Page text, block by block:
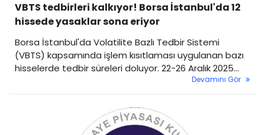
VBTS tedbirleri kalkıyor! Borsa İstanbul'da 12
hissede yasaklar sona eriyor
Borsa İstanbul'da Volatilite Bazlı Tedbir Sistemi
(VBTS) kapsamında işlem kısıtlaması uygulanan bazı
hisselerde tedbir süreleri doluyor. 22-26 Aralık 2025
işlem haftasında, toplam 12 hisse senedi belirlenen
tarihler itibarıyla yeniden normal işlem koşullarına
Devamını Gör